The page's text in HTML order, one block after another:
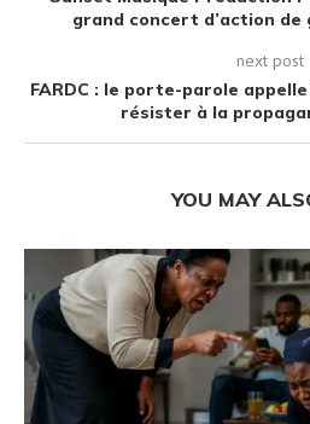
grand concert d’action de
next post
FARDC : le porte-parole
résister à la
YOU MAY